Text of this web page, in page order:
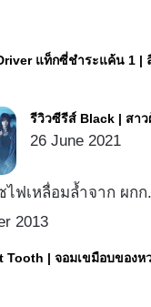
แท็กซี่ชำระแค้น 1 |
รีวิวซีรีส์ Black | สา
26 June 2021
2013
Tooth | จอมเขมือบของ